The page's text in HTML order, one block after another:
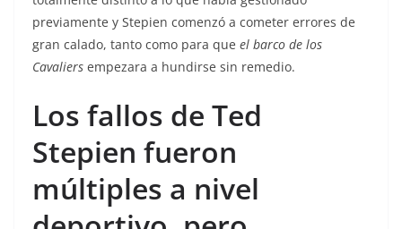
previamente y Stepien comenzó a cometer errores de
gran calado, tanto como para que el barco de los
Cavaliers empezara a hundirse sin remedio.
Los fallos de Ted
Stepien fueron
múltiples a nivel